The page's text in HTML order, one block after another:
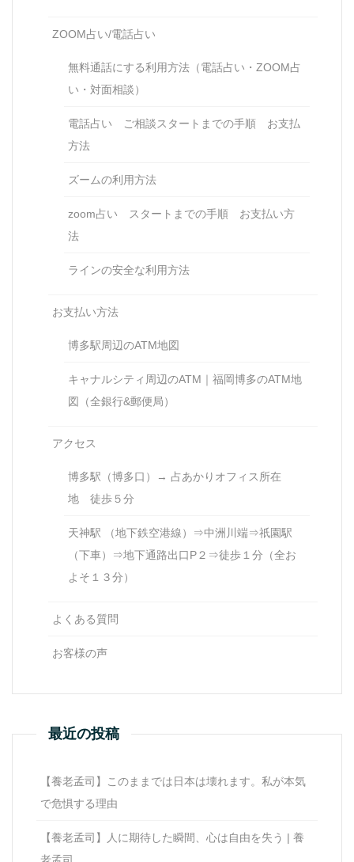
ZOOM占い/電話占い
無料通話にする利用方法（電話占い・ZOOM占
い・対面相談）
電話占い ご相談スタートまでの手順 お支払
方法
ズームの利用方法
zoom占い スタートまでの手順 お支払い方
法
ラインの安全な利用方法
お支払い方法
博多駅周辺のATM地図
キャナルシティ周辺のATM｜福岡博多のATM地
図（全銀行&郵便局）
アクセス
博多駅（博多口）→ 占あかりオフィス所在
地 徒歩５分
天神駅 （地下鉄空港線）⇒中洲川端⇒祇園駅
（下車）⇒地下通路出口P２⇒徒歩１分（全お
よそ１３分）
よくある質問
お客様の声
最近の投稿
【養老孟司】このままでは日本は壊れます。私が本気
で危惧する理由
【養老孟司】人に期待した瞬間、心は自由を失う | 養